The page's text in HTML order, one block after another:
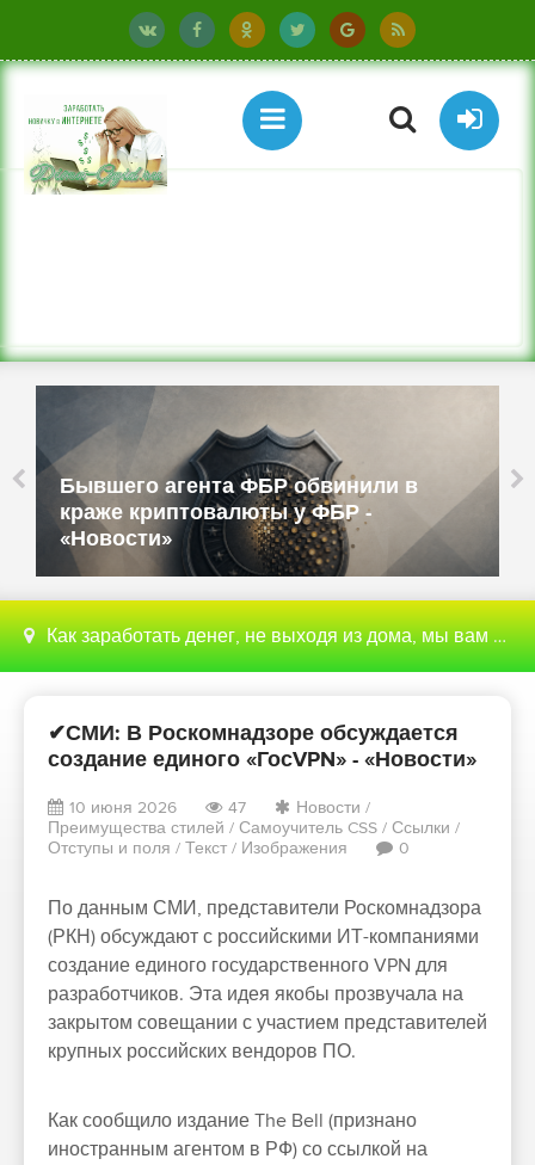
ФБР обвинили в
у ФБР -
Бюджетные ТВ-
смартфоны и
«Новости»
Как заработать денег, не выходя из дома, мы вам поможем с этим разобраться
✔СМИ: В Роскомнадзоре обсуждается
создание единого «ГосVPN» - «Новости»
10 июня 2026 47 Новости /
Преимущества стилей / Самоучитель CSS / Ссылки /
Отступы и поля / Текст / Изображения 0
По данным СМИ, представители Роскомнадзора
(РКН) обсуждают с российскими ИТ-компаниями
создание единого государственного VPN для
разработчиков. Эта идея якобы прозвучала на
закрытом совещании с участием представителей
крупных российских вендоров ПО.
Как сообщило издание The Bell (признано
иностранным агентом в РФ) со ссылкой на